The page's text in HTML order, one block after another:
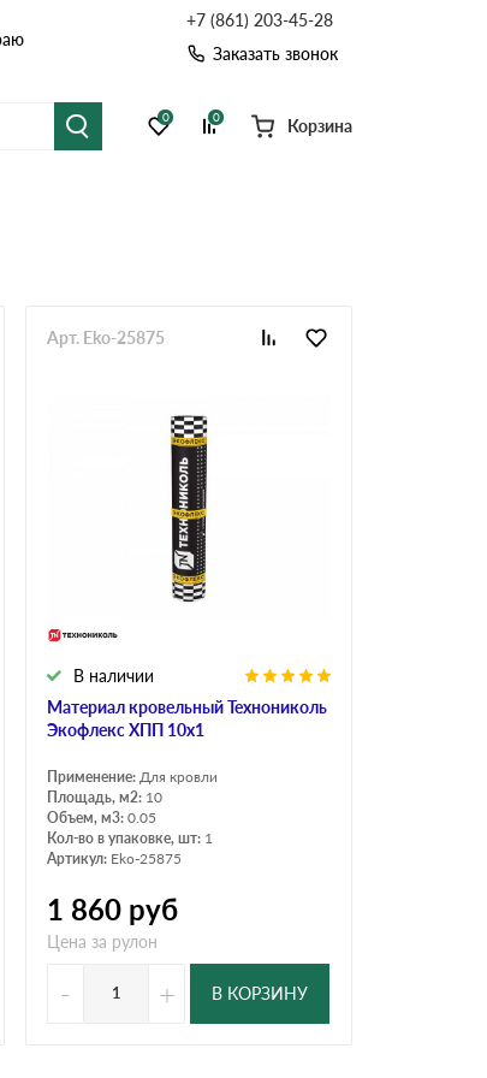
+7 (861) 203-45-28
Заказать звонок
системы Софиты
0 0 Корзина
Материал кровельный Технониколь
Экофлекс ХПП 10х1
В наличии
Арт. Eko-25875
Применение: Для кровли
Площадь, м2: 10
Объем, м3: 0.05
Кол-во в упаковке, шт: 1
Артикул: Eko-25875
1 860 руб
Цена за рулон
- + В КОРЗИНУ